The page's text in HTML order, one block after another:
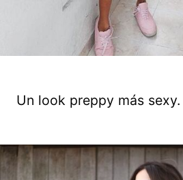
Un look preppy más sexy.